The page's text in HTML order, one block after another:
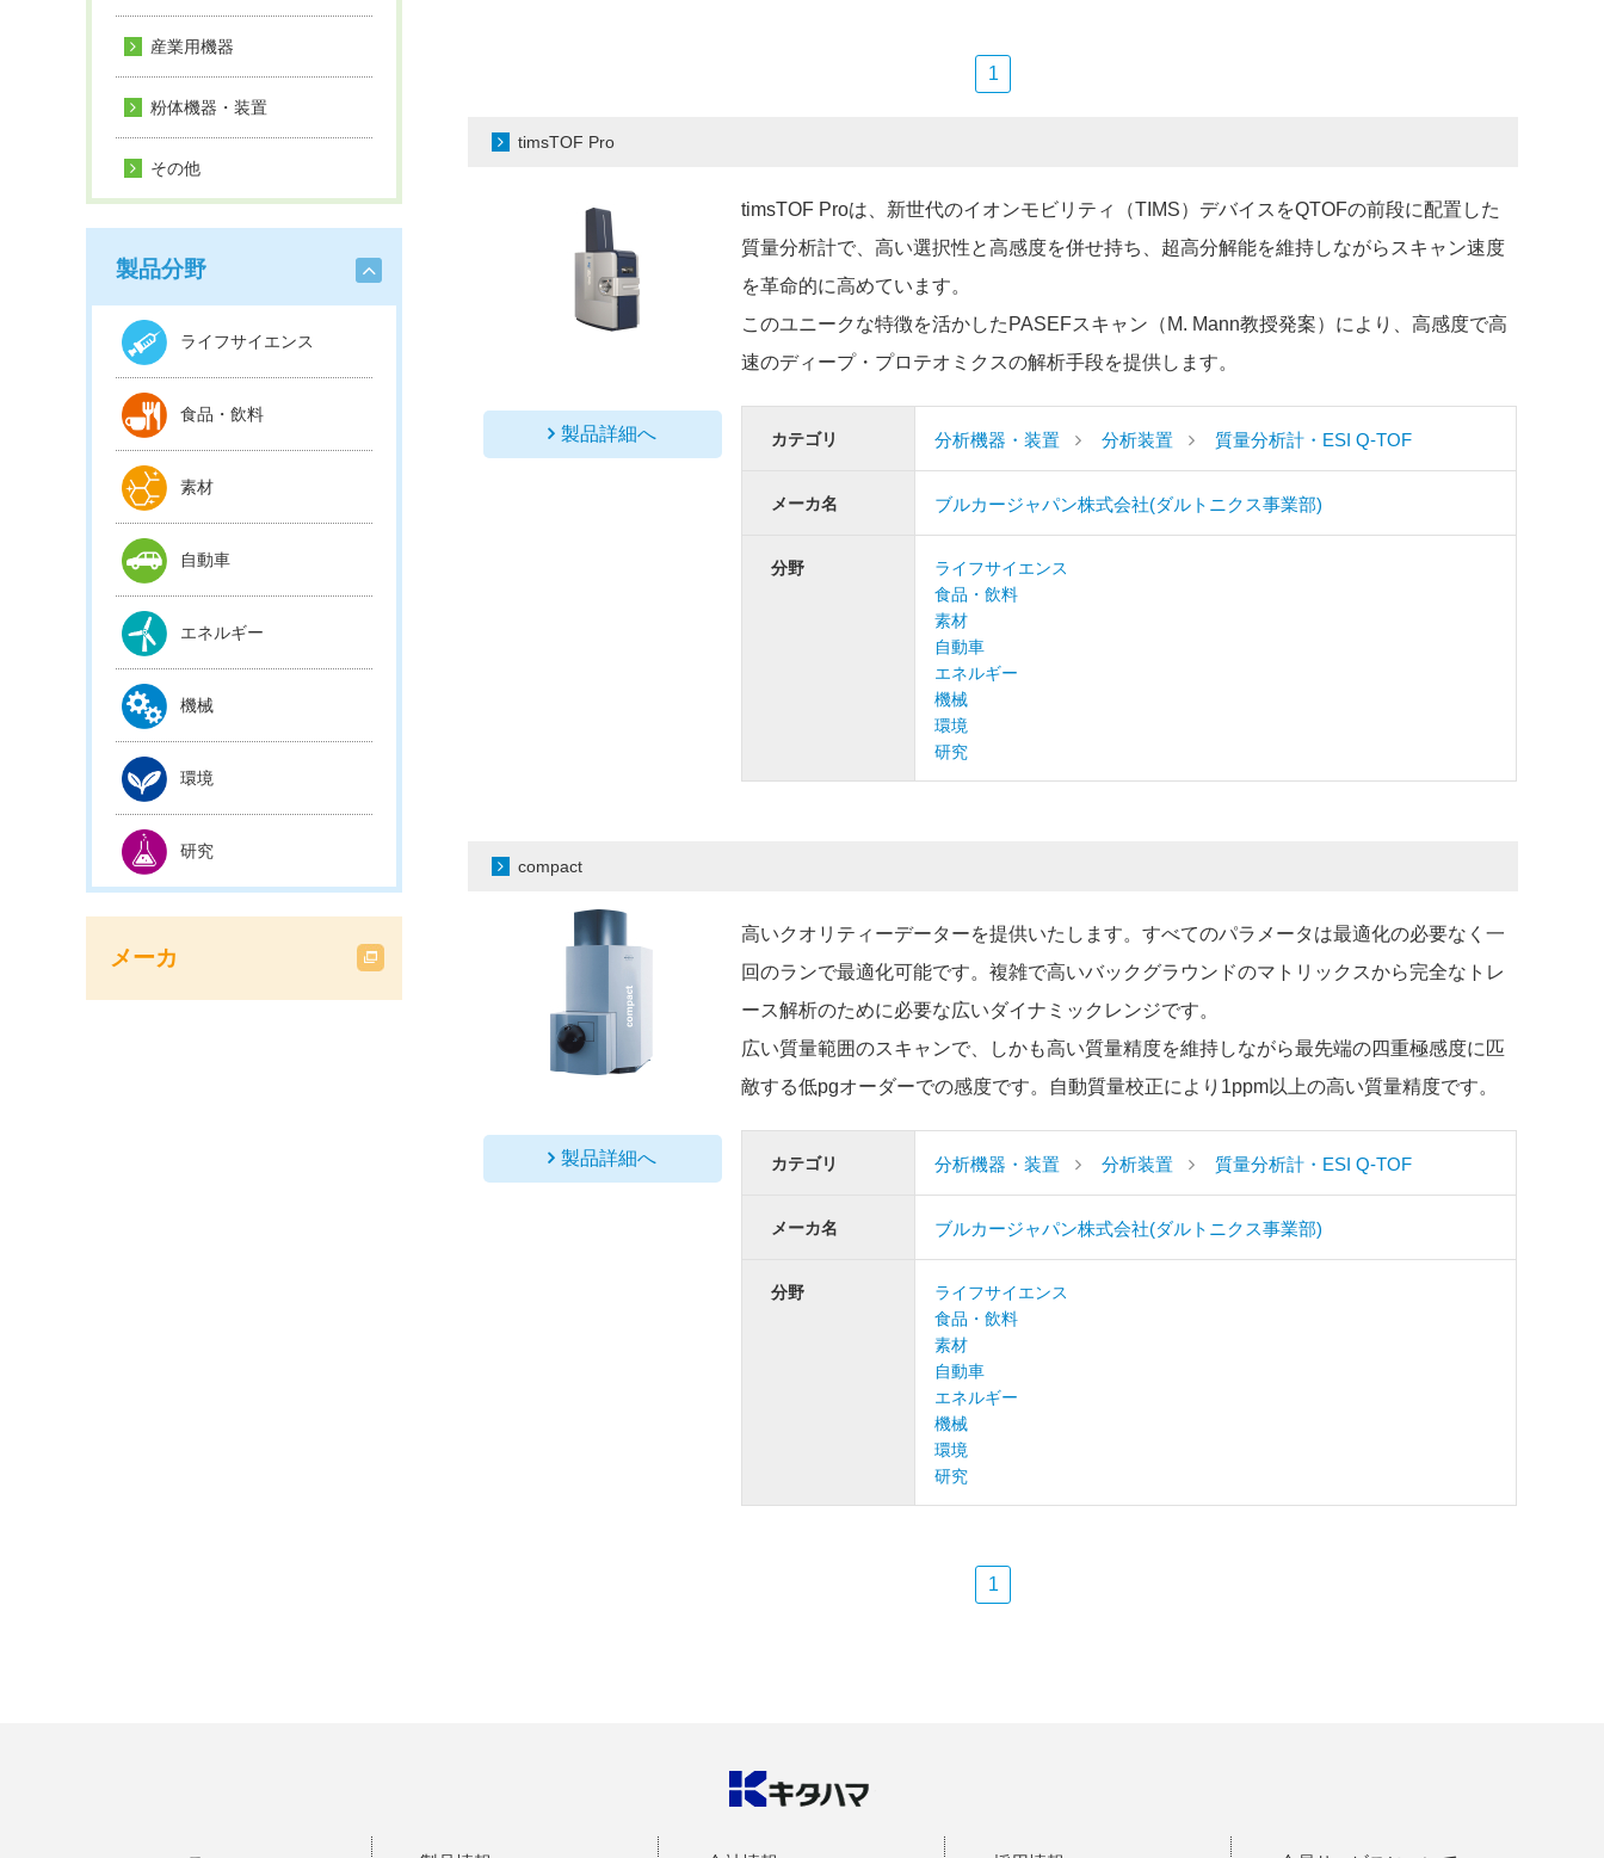
産業用機器
粉体機器・装置
その他
製品分野
ライフサイエンス
食品・飲料
素材
自動車
エネルギー
機械
環境
研究
メーカ
1
timsTOF Pro
製品詳細へ
timsTOF Proは、新世代のイオンモビリティ（TIMS）デバイスをQTOFの前段に配置した
質量分析計で、高い選択性と高感度を併せ持ち、超高分解能を維持しながらスキャン速度
を革命的に高めています。
このユニークな特徴を活かしたPASEFスキャン（M. Mann教授発案）により、高感度で高
速のディープ・プロテオミクスの解析手段を提供します。
カテゴリ 分析機器・装置 分析装置 質量分析計・ESI Q-TOF
メーカ名 ブルカージャパン株式会社(ダルトニクス事業部)
分野
ライフサイエンス
食品・飲料
素材
自動車
エネルギー
機械
環境
研究
compact
製品詳細へ
高いクオリティーデーターを提供いたします。すべてのパラメータは最適化の必要なく一
回のランで最適化可能です。複雑で高いバックグラウンドのマトリックスから完全なトレ
ース解析のために必要な広いダイナミックレンジです。
広い質量範囲のスキャンで、しかも高い質量精度を維持しながら最先端の四重極感度に匹
敵する低pgオーダーでの感度です。自動質量校正により1ppm以上の高い質量精度です。
カテゴリ 分析機器・装置 分析装置 質量分析計・ESI Q-TOF
メーカ名 ブルカージャパン株式会社(ダルトニクス事業部)
分野
ライフサイエンス
食品・飲料
素材
自動車
エネルギー
機械
環境
研究
1